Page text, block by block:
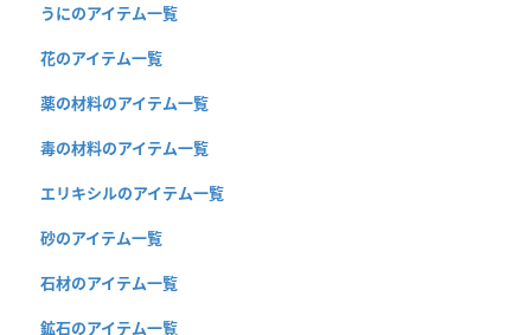
うにのアイテム一覧
花のアイテム一覧
薬の材料のアイテム一覧
毒の材料のアイテム一覧
エリキシルのアイテム一覧
砂のアイテム一覧
石材のアイテム一覧
鉱石のアイテム一覧